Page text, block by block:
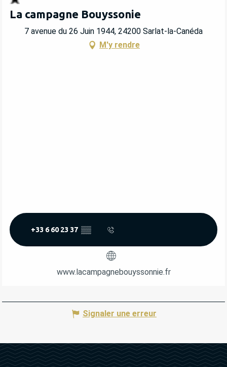
La campagne Bouyssonie
7 avenue du 26 Juin 1944, 24200 Sarlat-la-Canéda
M'y rendre
+33 6 60 23 37 ▒▒
www.lacampagnebouyssonnie.fr
Signaler une erreur